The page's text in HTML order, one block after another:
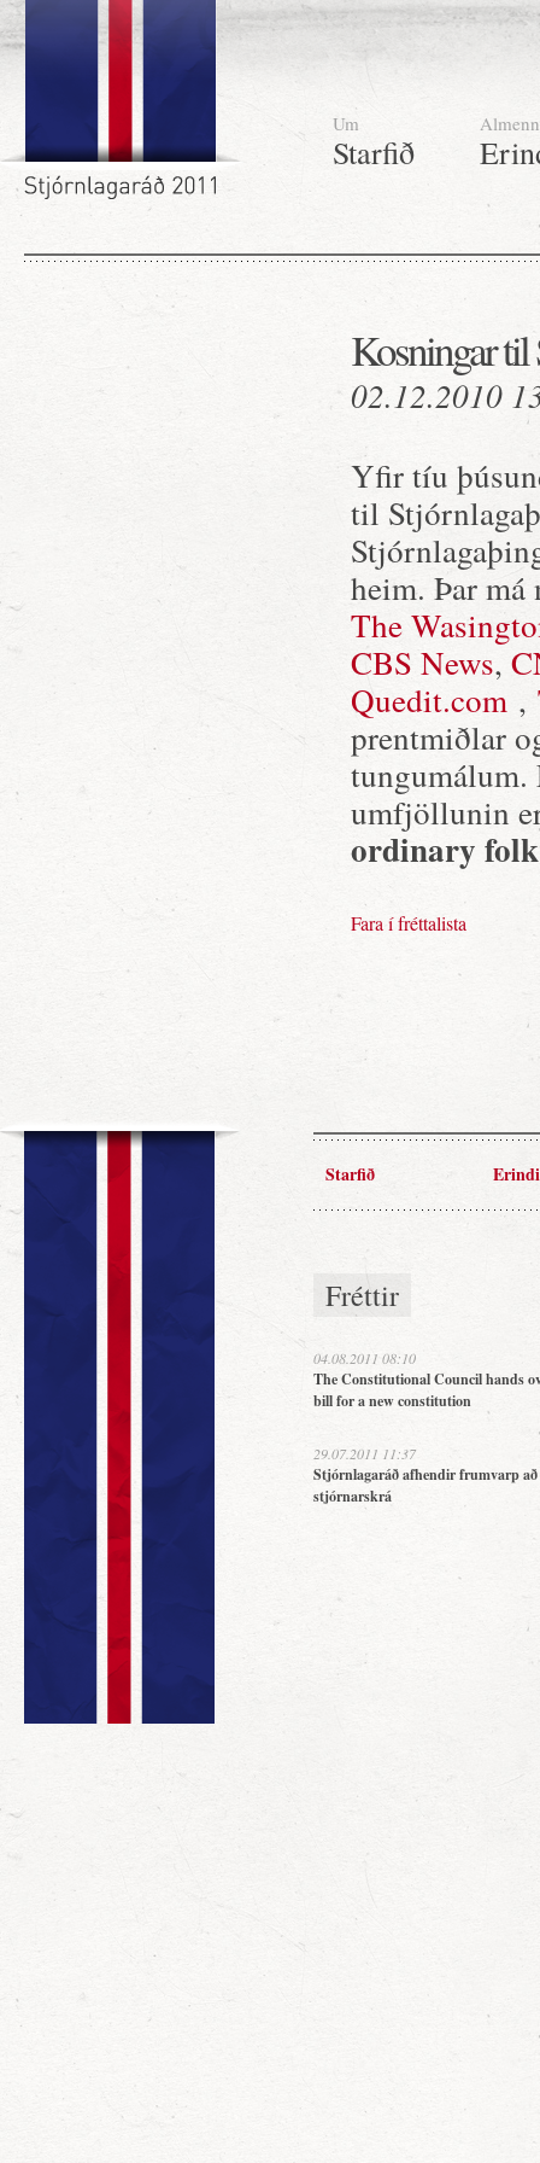
Um
Starfið
Almenn
Kosningar til
02.12.2010
Yfir tíu
til
heim. Þar
The
CBS News,
Quedit.com ,
prentmiðlar
umfjöllunin
ordinary
Fara í fréttalista
Starfið Erindi
Fréttir
04.08.2011 08:10
The Constitutional Council hands
bill for a new constitution
29.07.2011 11:37
Stjórnlagaráð afhendir frumvarp
stjórnarskrá